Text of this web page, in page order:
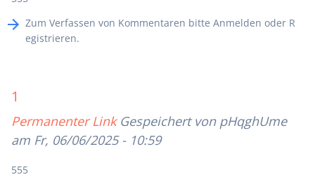
Zum Verfassen von Kommentaren bitte Anmelden oder R
egistrieren.
1
Permanenter Link Gespeichert von pHqghUme
am Fr, 06/06/2025 - 10:59
555